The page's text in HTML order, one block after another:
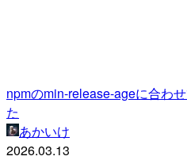
npmのmin-release-ageに合わ
た
あかいけ
2026.03.13